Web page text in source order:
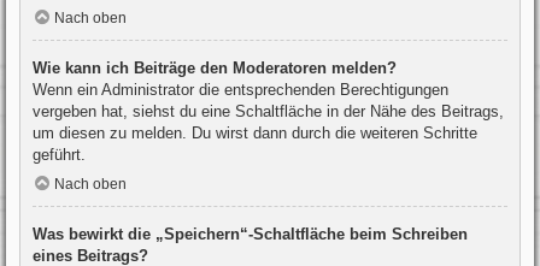
Nach oben
Wie kann ich Beiträge den Moderatoren melden?
Wenn ein Administrator die entsprechenden Berechtigungen
vergeben hat, siehst du eine Schaltfläche in der Nähe des Beitrags,
um diesen zu melden. Du wirst dann durch die weiteren Schritte
geführt.
Nach oben
Was bewirkt die „Speichern“-Schaltfläche beim Schreiben
eines Beitrags?